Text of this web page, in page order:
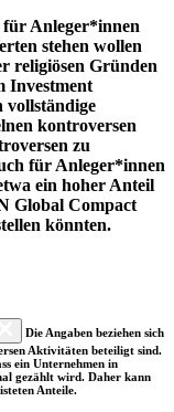
Anleger*innen
stehen wollen
religiösen Gründen
Investment
vollständige
kontroversen
zu
für Anleger*innen
ein hoher Anteil
Global Compact
könnten.
Die Angaben beziehen sich
Aktivitäten beteiligt sind.
ein Unternehmen in
gezählt wird. Daher kann
Anteile.